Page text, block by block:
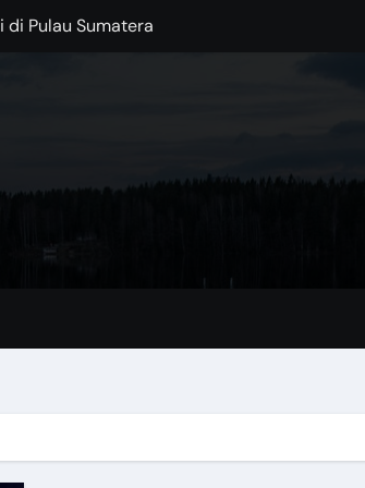
di Pulau Sumatera
Permata Spanyol di Tengah Laut
untuk Musim Hujan
Tengah Kota
Gunung Bromo